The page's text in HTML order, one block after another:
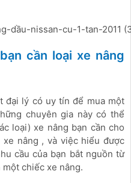
cần loại xe nâng
đại lý có uy tín để mua một
chuyên gia này có thể
loại) xe nâng bạn cần cho
nâng , và việc hiểu được
cầu của bạn bắt nguồn từ
chiếc xe nâng.